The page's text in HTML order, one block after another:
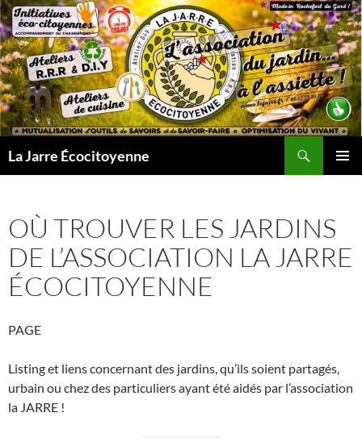
Aller
au
contenu
La Jarre Écocitoyenne
OÙ TROUVER LES JARDINS
DE L’ASSOCIATION LA JARRE
ÉCOCITOYENNE
PAGE
Listing et liens concernant des jardins, qu’ils soient partagés,
urbain ou chez des particuliers ayant été aidés par l’association
la JARRE !